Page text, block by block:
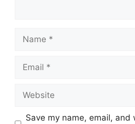
Save my name, email, and